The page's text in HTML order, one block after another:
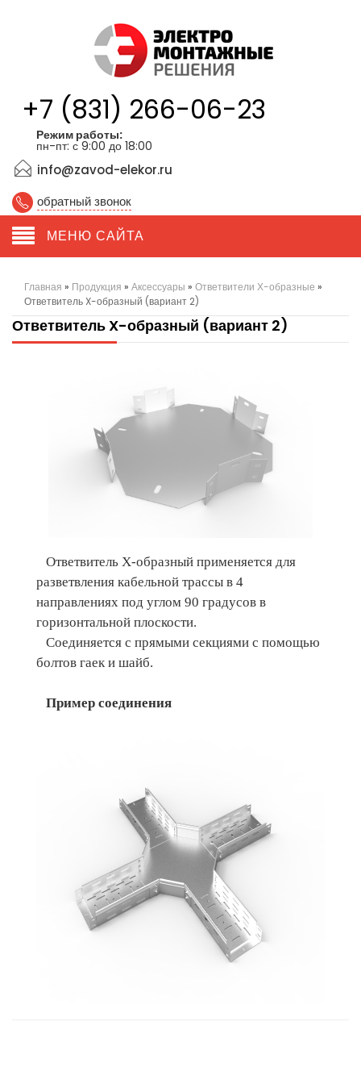
+7 (831) 266-06-23
Режим работы:
пн-пт: с 9:00 до 18:00
info@zavod-elekor.ru
обратный звонок
МЕНЮ САЙТА
Главная » Продукция » Аксессуары » Ответвители Х-образные »
Ответвитель X-образный (вариант 2)
Ответвитель X-образный (вариант 2)
Ответвитель Х-образный применяется для
разветвления кабельной трассы в 4
направлениях под углом 90 градусов в
горизонтальной плоскости.
Соединяется с прямыми секциями с помощью
болтов гаек и шайб.
Пример соединения